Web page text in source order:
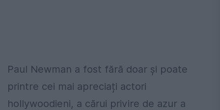
Paul Newman a fost fără doar și poate
printre cei mai apreciați actori
hollywoodieni, a cărui privire de azur a